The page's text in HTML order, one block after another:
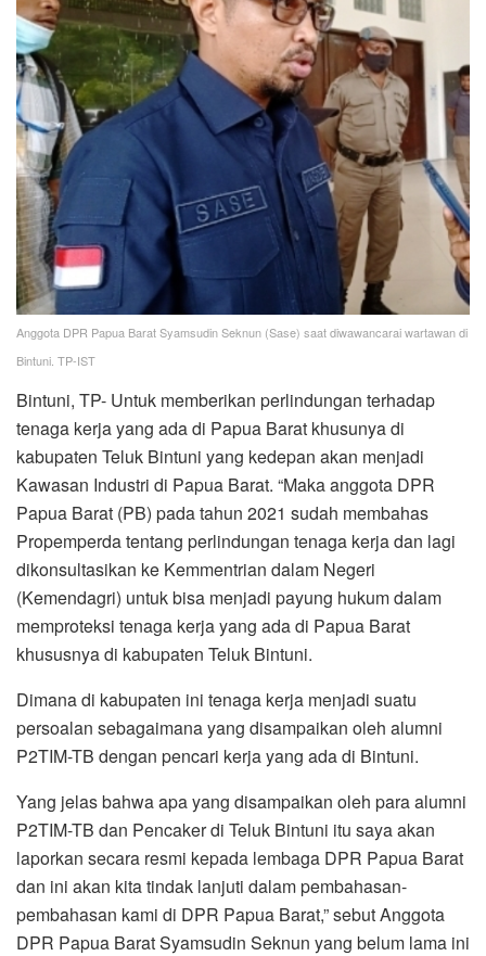
Anggota DPR Papua Barat Syamsudin Seknun (Sase) saat diwawancarai wartawan di
Bintuni. TP-IST
Bintuni, TP- Untuk memberikan perlindungan terhadap
tenaga kerja yang ada di Papua Barat khusunya di
kabupaten Teluk Bintuni yang kedepan akan menjadi
Kawasan Industri di Papua Barat. “Maka anggota DPR
Papua Barat (PB) pada tahun 2021 sudah membahas
Propemperda tentang perlindungan tenaga kerja dan lagi
dikonsultasikan ke Kemmentrian dalam Negeri
(Kemendagri) untuk bisa menjadi payung hukum dalam
memproteksi tenaga kerja yang ada di Papua Barat
khususnya di kabupaten Teluk Bintuni.
Dimana di kabupaten ini tenaga kerja menjadi suatu
persoalan sebagaimana yang disampaikan oleh alumni
P2TIM-TB dengan pencari kerja yang ada di Bintuni.
Yang jelas bahwa apa yang disampaikan oleh para alumni
P2TIM-TB dan Pencaker di Teluk Bintuni itu saya akan
laporkan secara resmi kepada lembaga DPR Papua Barat
dan ini akan kita tindak lanjuti dalam pembahasan-
pembahasan kami di DPR Papua Barat,” sebut Anggota
DPR Papua Barat Syamsudin Seknun yang belum lama ini